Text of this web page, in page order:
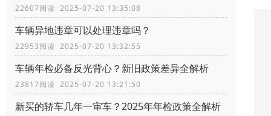
22607阅读 2025-07-20 13:35:08
车辆异地违章可以处理违章吗？
22953阅读 2025-07-20 13:32:55
车辆年检必备反光背心？新旧政策差异全解析
23817阅读 2025-07-20 13:21:50
新买的轿车几年一审车？2025年年检政策全解析